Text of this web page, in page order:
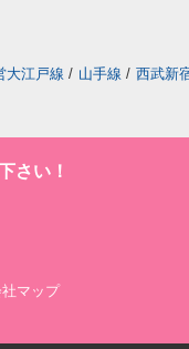
大江戸線 / 山手線 / 西武新
さい！
マップ